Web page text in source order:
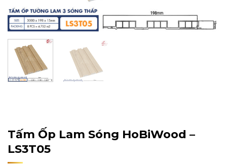
Tấm Ốp Lam Sóng HoBiWood –
LS3T05